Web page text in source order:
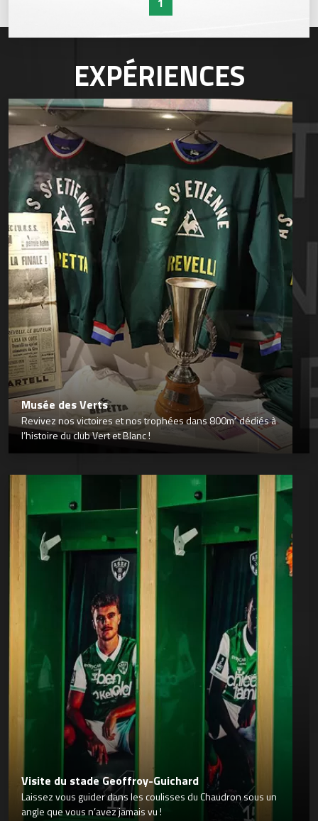
EXPÉRIENCES
Musée des Verts
Revivez nos victoires et nos trophées dans 800m² dédiés à
l’histoire du club Vert et Blanc !
Visite du stade Geoffroy-Guichard
Laissez vous guider dans les coulisses du Chaudron sous un
angle que vous n’avez jamais vu !